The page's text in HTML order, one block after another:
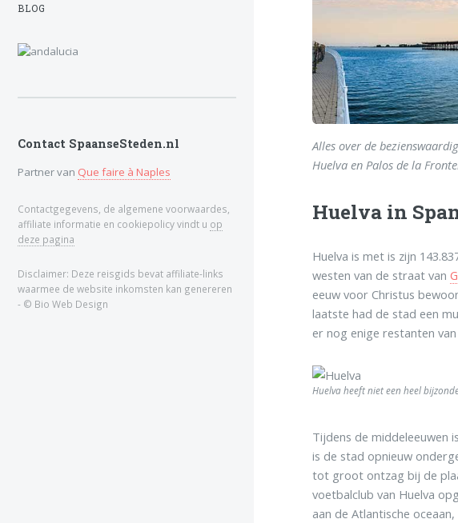
Alles over de
Huelva en Palos de la
Huelva in
Huelva is met is zijn
westen van de straat van
eeuw voor Christus
laatste had de stad een
er nog enige restanten
Huelva heeft niet een heel
Tijdens de middeleeuwen
is de stad opnieuw
tot groot ontzag bij de
voetbalclub van Huelva
aan de Atlantische
BLOG
Contact SpaanseSteden.nl
Partner van Que faire à Naples
Contactgegevens, de algemene voorwaardes,
affiliate informatie en cookiepolicy vindt u op
deze pagina
Disclaimer: Deze reisgids bevat affiliate-links
waarmee de website inkomsten kan genereren
- © Bio Web Design